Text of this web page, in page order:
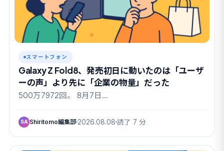
スマートフォン
Galaxy Z Fold8、発売初日に動いたのは「ユーザ
ーの声」より先に「企業の物量」だった
500万7972回。 8月7日…
SA Shiritomo編集部 2026.08.08 読了 7 分